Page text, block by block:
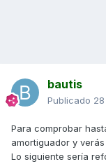
bautis
Publicado
Para comprobar
amortiguador y
Lo siguiente sería